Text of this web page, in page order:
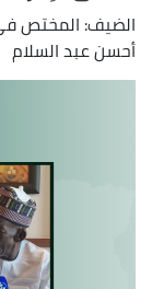
الضيف: المختص في
أحسن عبد السلام